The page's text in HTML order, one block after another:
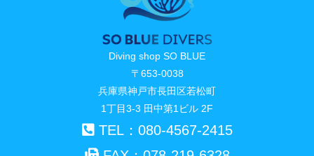
Diving shop SO BLUE
〒653-0038
兵庫県神戸市長田区若松町
1丁目3-3 田中第1ビル 2F
TEL：080-4567-2415